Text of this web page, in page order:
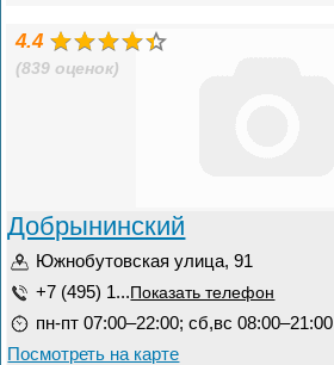
4.4
(839 оценок)
Добрынинский
Южнобутовская улица, 91
+7 (495) 1... Показать телефон
пн-пт 07:00–22:00; сб,вс 08:00–21:00
Посмотреть на карте